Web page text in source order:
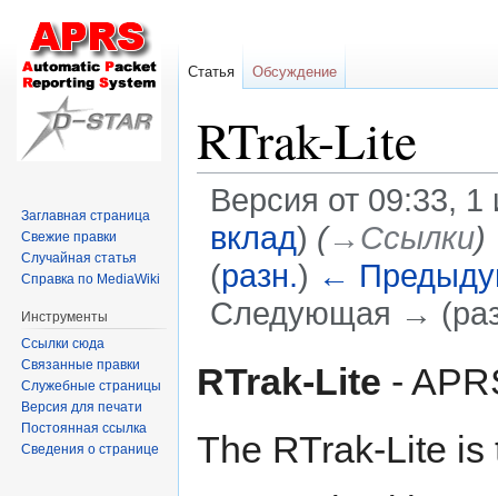
RTrak-Lite
Версия от 09:33,
вклад) (→‎Ссылки)
(разн.) ←
Следующая →
RTrak-Lite -
The RTrak-Lite
Статья Обсуждение
Заглавная страница
Свежие правки
Случайная статья
Справка по MediaWiki
Инструменты
Ссылки сюда
Связанные правки
Служебные страницы
Версия для печати
Постоянная ссылка
Сведения о странице